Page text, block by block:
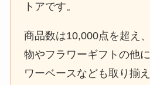
トアです。
商品数は10,000点を超え
物やフラワーギフトの他
ワーベースなども取り揃え